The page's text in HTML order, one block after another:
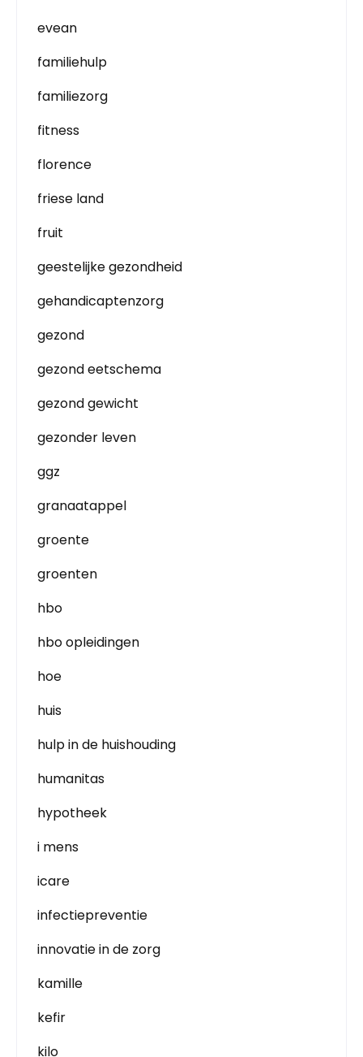
evean
familiehulp
familiezorg
fitness
florence
friese land
fruit
geestelijke gezondheid
gehandicaptenzorg
gezond
gezond eetschema
gezond gewicht
gezonder leven
ggz
granaatappel
groente
groenten
hbo
hbo opleidingen
hoe
huis
hulp in de huishouding
humanitas
hypotheek
i mens
icare
infectiepreventie
innovatie in de zorg
kamille
kefir
kilo